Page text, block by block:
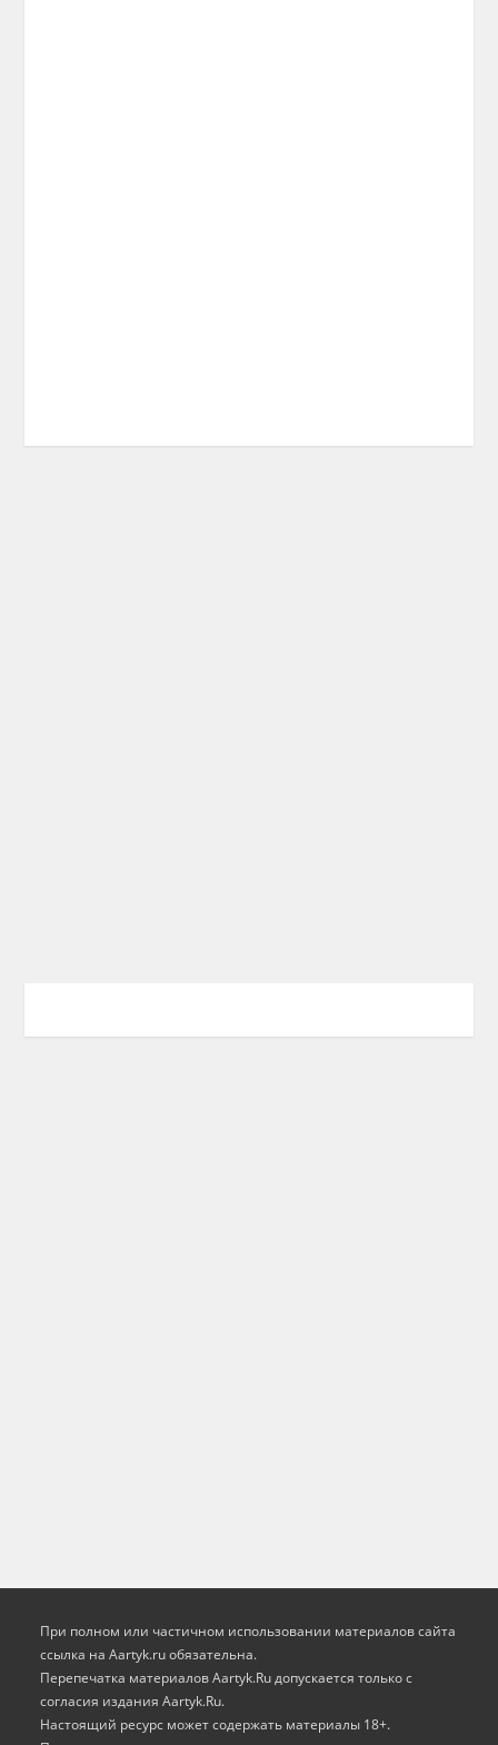
При полном или частичном использовании материалов сайта
ссылка на Aartyk.ru oбязательна.
Перепечатка материалов Aartyk.Ru допускается только с
согласия издания Aartyk.Ru.
Настоящий ресурс может содержать материалы 18+.